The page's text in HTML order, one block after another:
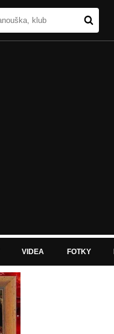
VIDEA FOTKY